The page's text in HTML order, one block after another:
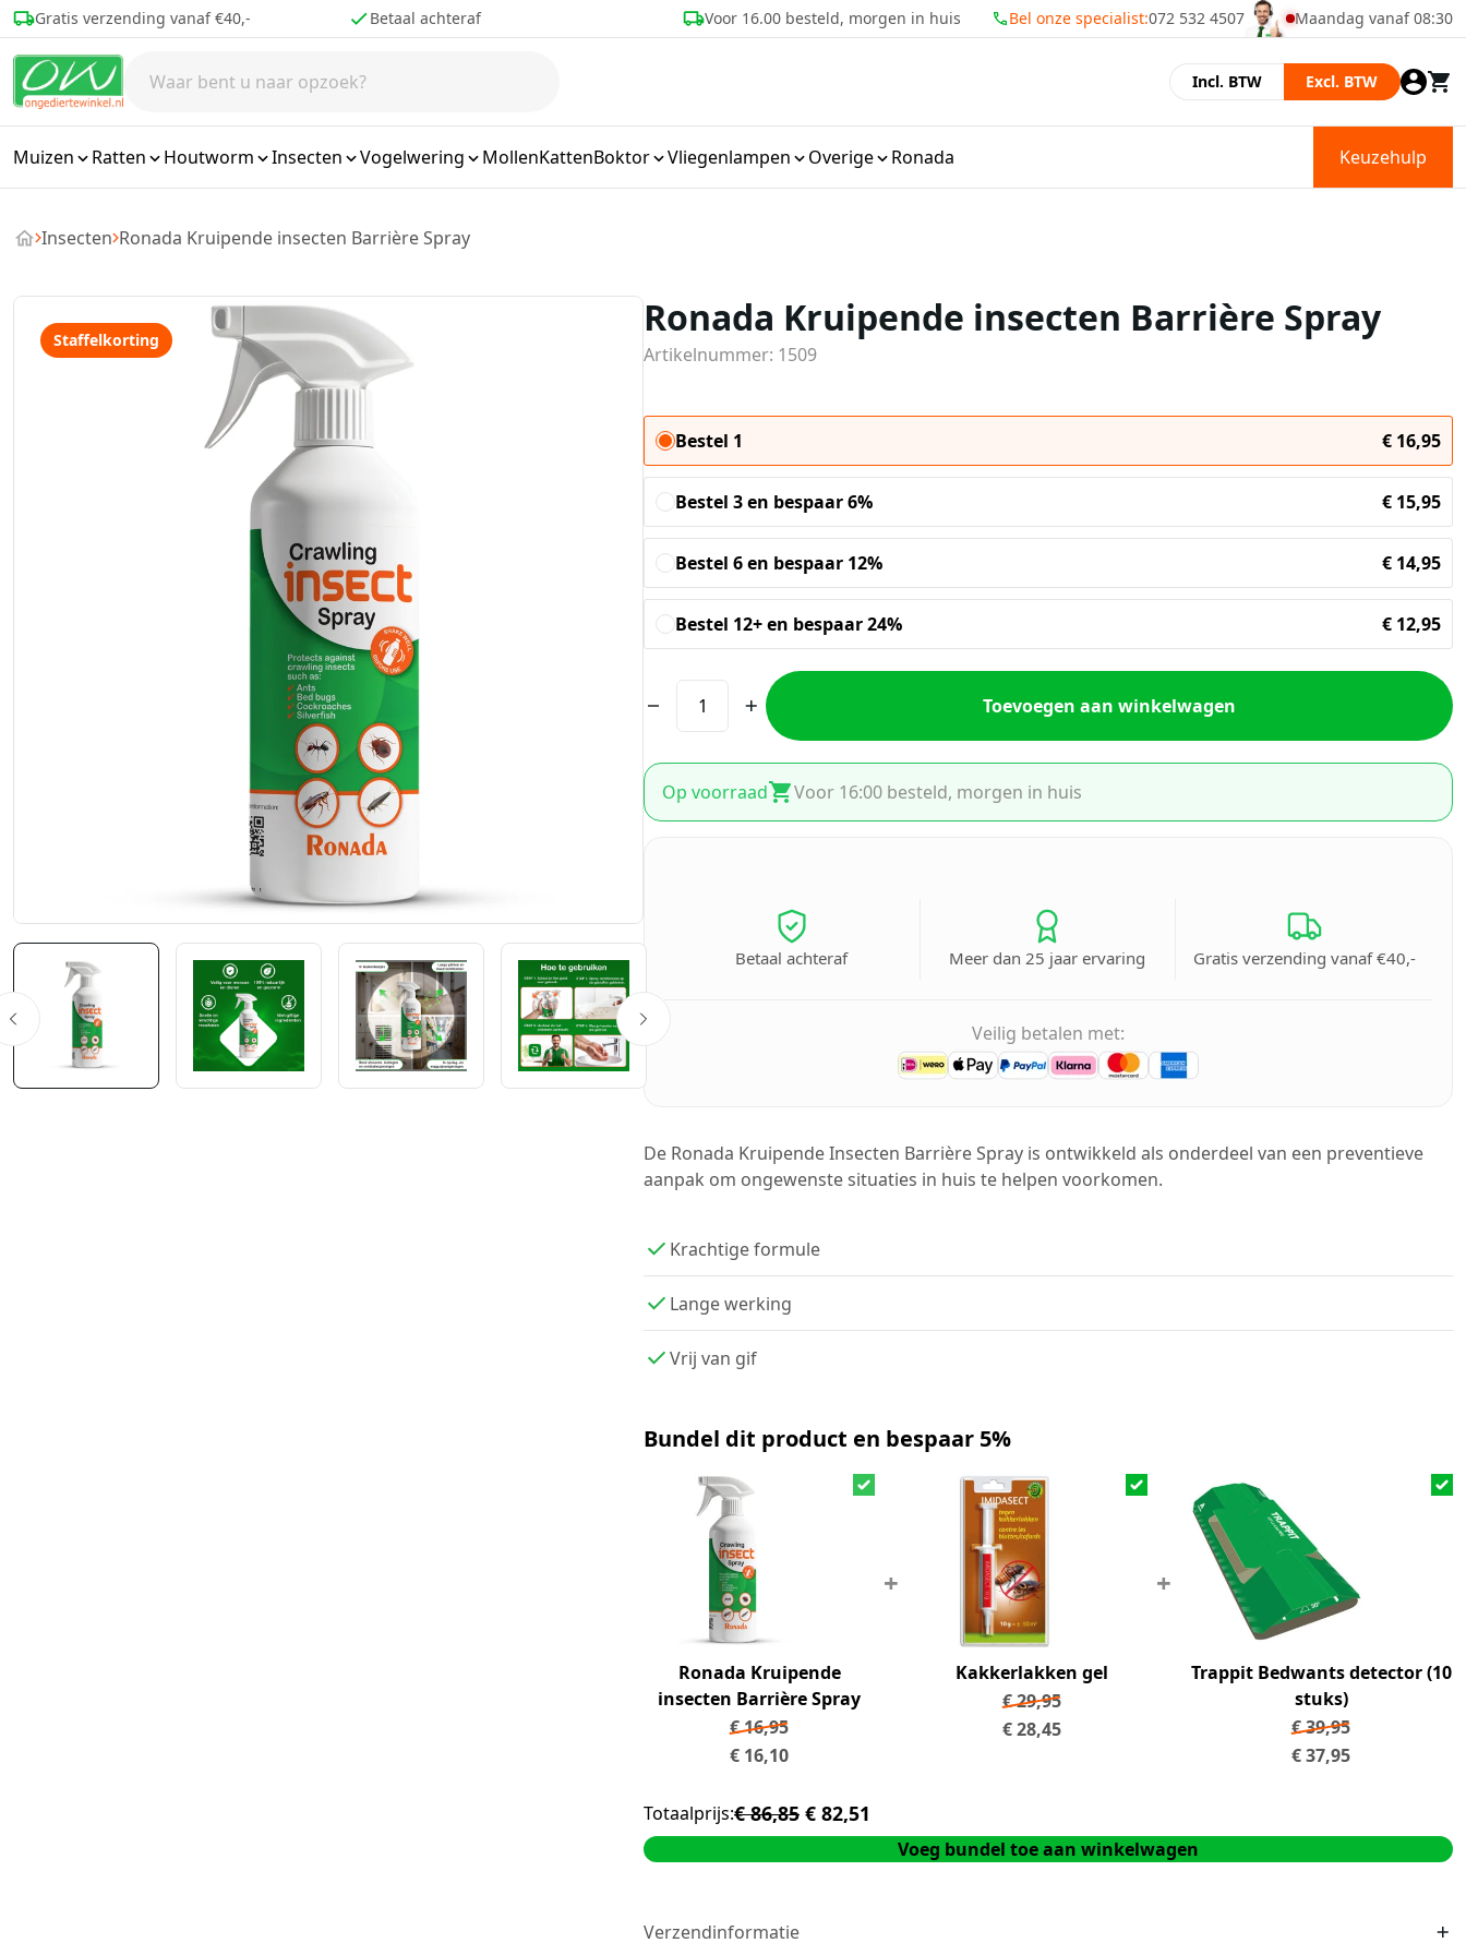
Ga naar de inhoud
Gratis verzending vanaf €40,- Betaal achteraf Voor 16.00 besteld, morgen in huis Bel onze specialist:072 532 4507
Momenteel zijn wij
Maandag vanaf 08:30
Incl. BTW Excl. BTW
Muizen Ratten Houtworm Insecten Vogelwering MollenKattenBoktor Vliegenlampen Overige Ronada Keuzehulp
Insecten Ronada Kruipende insecten Barrière Spray
Staffelkorting Ronada Kruipende insecten Barrière Spray
Artikelnummer: 1509
Bestel 1 € 16,95
Bestel 3 en bespaar 6% € 15,95
Bestel 6 en bespaar 12% € 14,95
Bestel 12+ en bespaar 24% € 12,95
Toevoegen aan winkelwagen
Op voorraad Voor 16:00 besteld, morgen in huis
Betaal achteraf Meer dan 25 jaar ervaring Gratis verzending vanaf €40,-
Veilig betalen met:
De Ronada Kruipende Insecten Barrière Spray is ontwikkeld als onderdeel van een preventieve
aanpak om ongewenste situaties in huis te helpen voorkomen.
Krachtige formule
Lange werking
Vrij van gif
Bundel dit product en bespaar 5%
Ronada Kruipende
insecten Barrière Spray
€16,95
€ 16,10
+
Kakkerlakken gel
€29,95
€28,45
+
Trappit Bedwants detector (10
stuks)
€39,95
€37,95
Totaalprijs:€ 86,85 € 82,51
Voeg bundel toe aan winkelwagen
Verzendinformatie